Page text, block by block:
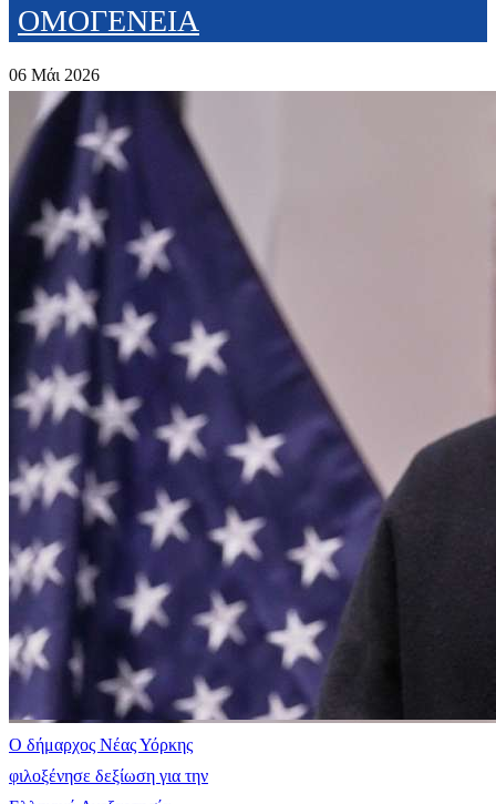
ΟΜΟΓΕΝΕΙΑ
06 Μάι 2026
Ο δήμαρχος Νέας Υόρκης
φιλοξένησε δεξίωση για την